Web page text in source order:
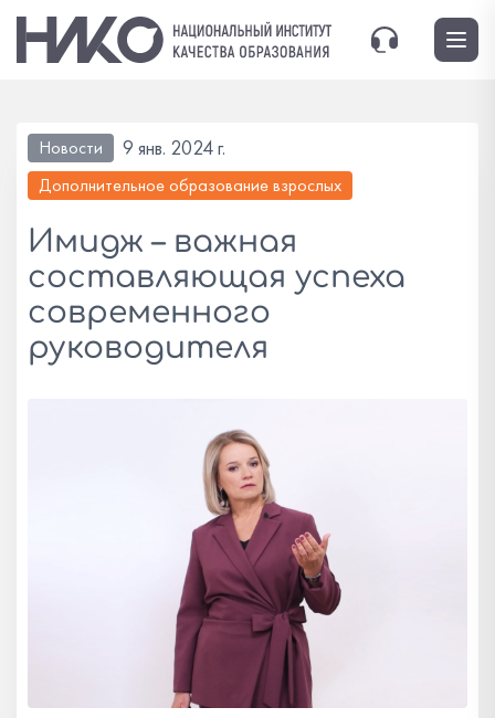
Новости 9 янв. 2024 г.
Дополнительное образование взрослых
Имидж – важная
составляющая успеха
современного
руководителя